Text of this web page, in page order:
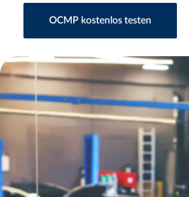
OCMP kostenlos testen